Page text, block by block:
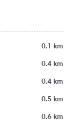
0.1 km
0.4 km
0.4 km
0.5 km
0.6 km